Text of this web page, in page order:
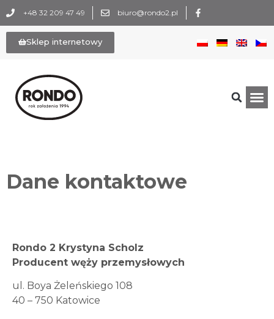
+48 32 209 47 49 biuro@rondo2.pl
Sklep internetowy
Dane kontaktowe
Rondo 2 Krystyna Scholz
Producent węży przemysłowych
ul. Boya Żeleńskiego 108
40 – 750 Katowice